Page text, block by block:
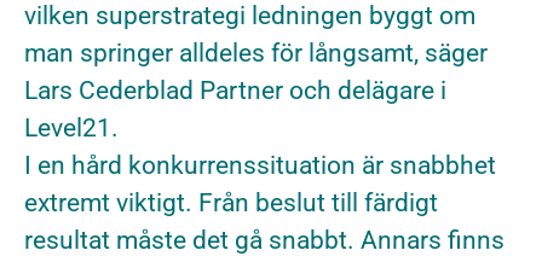
vilken superstrategi ledningen byggt om
man springer alldeles för långsamt, säger
Lars Cederblad Partner och delägare i
Level21.
I en hård konkurrenssituation är snabbhet
extremt viktigt. Från beslut till färdigt
resultat måste det gå snabbt. Annars finns